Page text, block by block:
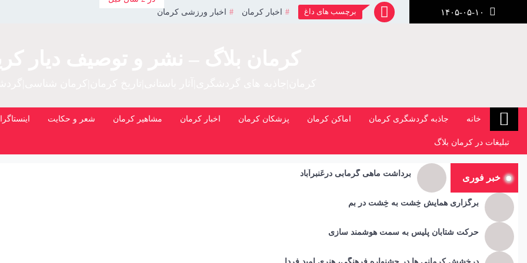
برچسب های داغ اخبار کرمان اخبار ورزشی کرمان
خانه جاذبه گردشگری کرمان اماکن کرمان پزشکان کرمان اخبار کرمان مشاهیر کرمان شعر و حکایت
تبلیغات در کرمان بلاگ
خبر فوری برداشت ماهی گرمابی درعَنبرآباد
برگزاری همایش خِشت به خِشت در بم
حرکت شتابان پلیس به سمت هوشمند سازی